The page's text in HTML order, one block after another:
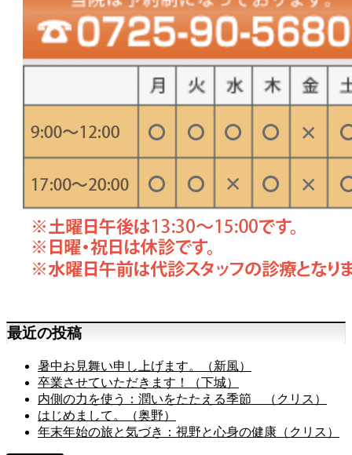
最近の投稿
暑中お見舞い申し上げます。（新風）
卒業させていただきます！（下城）
内側の力を使う：潤いをたたえる季節 （クリス）
はじめまして。（奥野）
年末年始の旅と気づき：視野と心身の健康（クリス）